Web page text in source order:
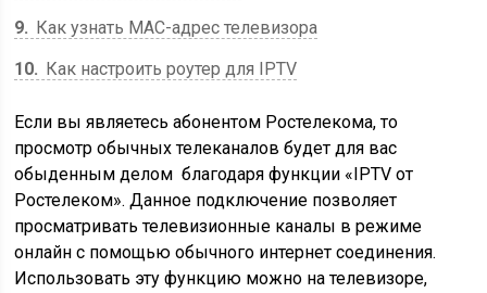
9
Как узнать MAC-адрес телевизора
10
Как настроить роутер для IPTV
Если вы являетесь абонентом Ростелекома, то
просмотр обычных телеканалов будет для вас
обыденным делом благодаря функции «IPTV от
Ростелеком». Данное подключение позволяет
просматривать телевизионные каналы в режиме
онлайн с помощью обычного интернет соединения.
Использовать эту функцию можно на телевизоре,